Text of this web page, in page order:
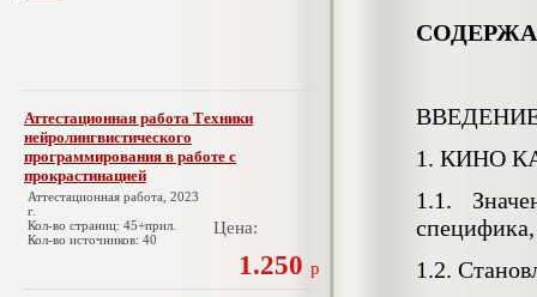
Аттестационная работа Техники
нейролингвистического
программирования в работе с
прокрастинацией
Аттестационная работа, 2023
г.
Кол-во страниц: 45+прил.
Кол-во источников: 40
Цена:
1.250 р
1. КИНО
1.1.
1.2.